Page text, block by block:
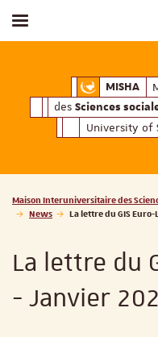
MISHA
des Sciences
University of
Toggle menu
Vous êtes ici :
Maison Interuniversitaire des
News
La lettre du GIS
La lettre du
- Janvier